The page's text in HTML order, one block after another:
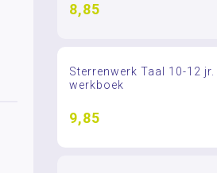
8,85
Sterrenwerk Taal 10-12 jr.
werkboek
9,85